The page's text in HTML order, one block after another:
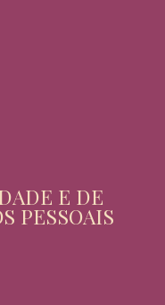
E DE
PESSOAIS